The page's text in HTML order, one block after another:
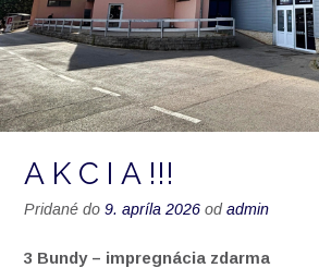
A K C I A !!!
Pridané do 9. apríla 2026 odadmin
3 Bundy – impregnácia zdarma